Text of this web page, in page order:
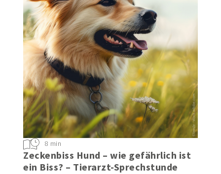
Zeckenbiss Hund – wie gefährlich ist
ein Biss? – Tierarzt-Sprechstunde
8 min